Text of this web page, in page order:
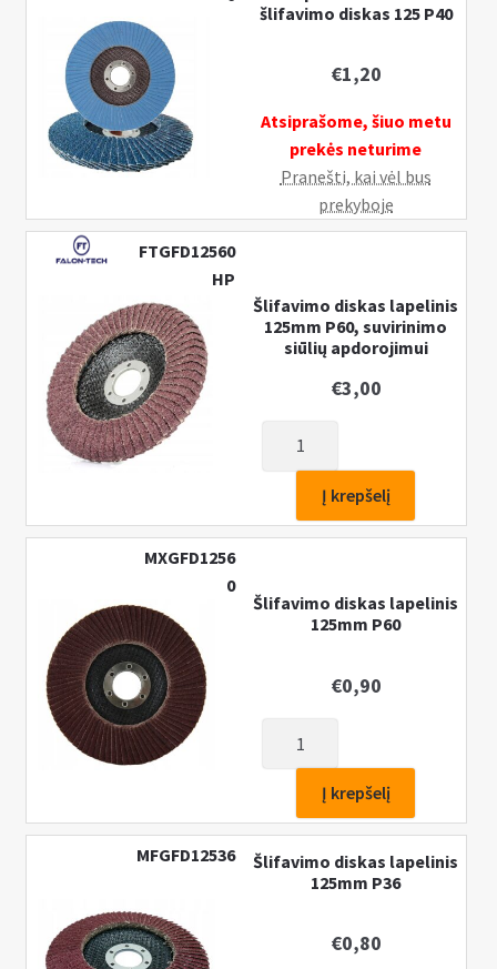
125
šlifavimo diskas 125 P40
€1,20
Atsiprašome, šiuo metu
prekės neturime
Pranešti, kai vėl bus
prekyboje
FTGFD12560
HP
Šlifavimo diskas lapelinis
125mm P60, suvirinimo
siūlių apdorojimui
€3,00
Šlifavimo
diskas
lapelinis
P60,
suvirinimo
apdorojimui
Į krepšelį
MXGFD1256
0
Šlifavimo diskas lapelinis
125mm P60
€0,90
Šlifavimo
diskas
lapelinis
125mm
Į krepšelį
MFGFD12536
Šlifavimo diskas lapelinis
125mm P36
€0,80